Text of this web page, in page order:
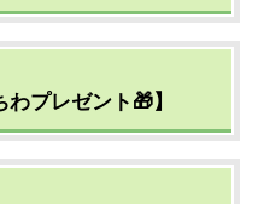
プレゼント🎁】